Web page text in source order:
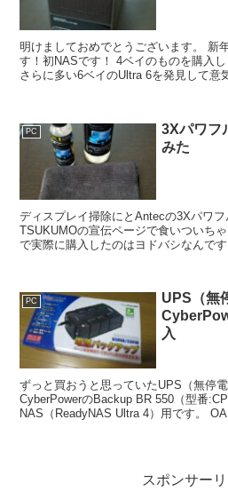
明けましておめでとうございます。 新
す！初NASです！ 4ベイのものを購入
さらに多い6ベイのUltra 6を発見して
PC
3Xパワフ
みた
ディスプレイ掃除にとAntecの3Xパワフ
TSUKUMOの宣伝ページで食いついち
で実際に購入したのはヨドバシなんで
PC
UPS（無
入
ずっと買おうと思っていたUPS（無停
CyberPowerのBackup BR 550（型番
NAS（ReadyNAS Ultra 4）用です。
スポンサー